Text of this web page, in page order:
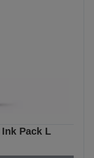
Pack L